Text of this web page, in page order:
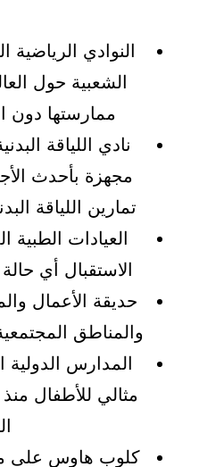
النوادي
الشعبية حول
ممارستها دون
نادي اللياقة
مجهزة بأحدث
تمارين اللياقة
العيادات الطبية
الاستقبال أي
حديقة الأعمال
والمناطق
المدارس الدولية
مثالي للأطفال
كلوب هاوس على